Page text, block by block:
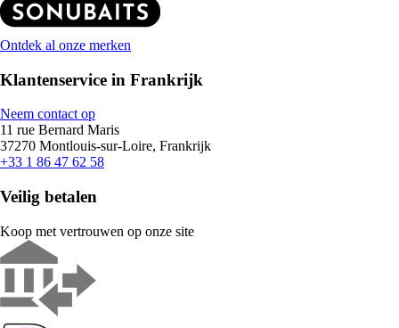
Ontdek al onze merken
Klantenservice in Frankrijk
Neem contact op
11 rue Bernard Maris
37270 Montlouis-sur-Loire, Frankrijk
+33 1 86 47 62 58
Veilig betalen
Koop met vertrouwen op onze site